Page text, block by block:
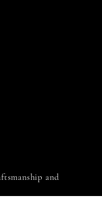
and